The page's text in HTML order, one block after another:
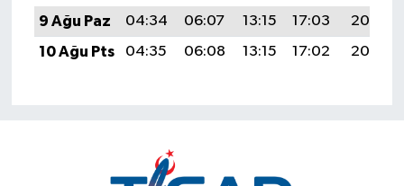
9 Ağu Paz
04:34 06:07 13:15 17:03
20:13
10 Ağu Pts
04:35 06:08 13:15 17:02 20:12